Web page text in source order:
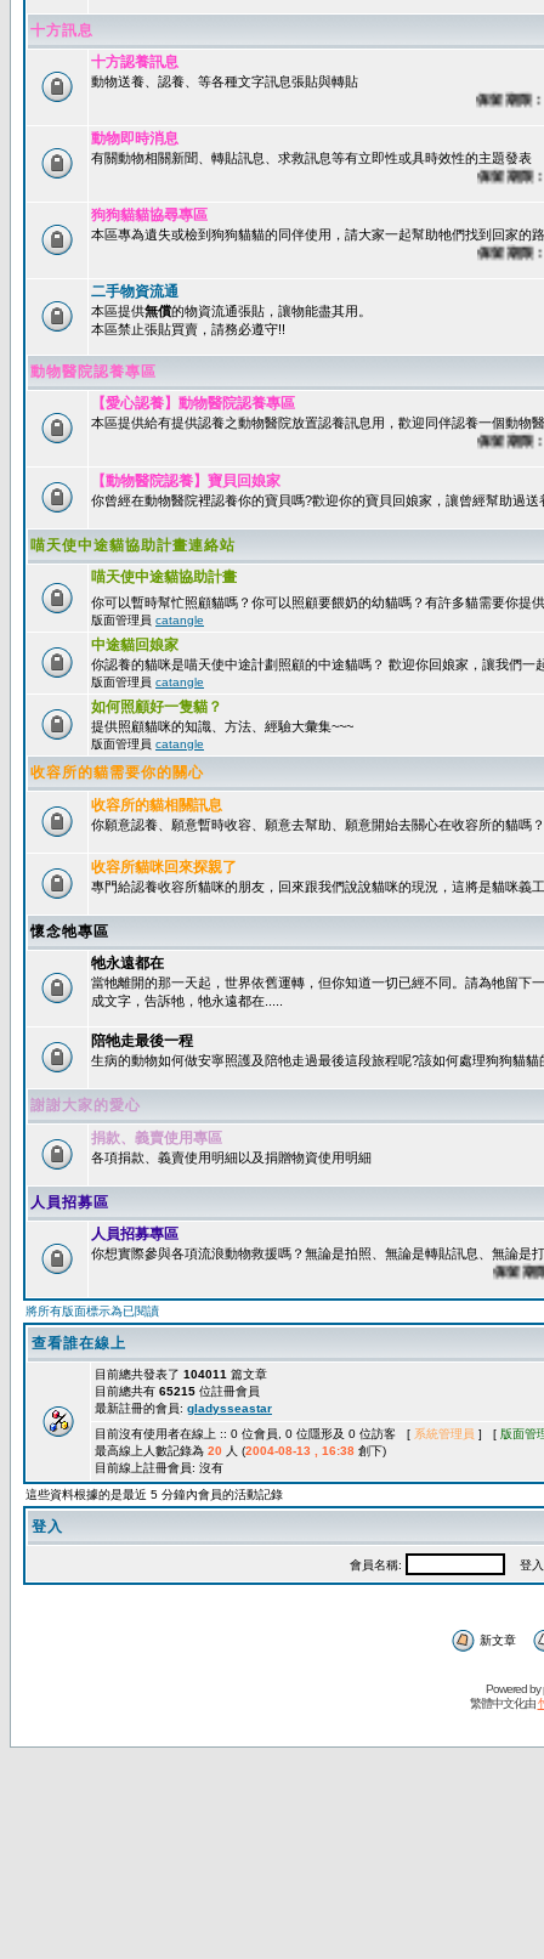
十方訊息
十方認養訊息
動物送養、認養、等各種文字訊息張貼與轉貼
保留期限：60
動物即時消息
有關動物相關新聞、轉貼訊息、求救訊息等有立即性或具時效性的主題發表
保留期限：45
狗狗貓貓協尋專區
本區專為遺失或檢到狗狗貓貓的同伴使用，請大家一起幫助牠們找到回家的
保留期限：60
二手物資流通
本區提供無償的物資流通張貼，讓物能盡其用。
本區禁止張貼買賣，請務必遵守!!
動物醫院認養專區
【愛心認養】動物醫院認養專區
本區提供給有提供認養之動物醫院放置認養訊息用，歡迎同伴認養一個動物
保留期限：60
【動物醫院認養】寶貝回娘家
你曾經在動物醫院裡認養你的寶貝嗎?歡迎你的寶貝回娘家，讓曾經幫助過
喵天使中途貓協助計畫連絡站
喵天使中途貓協助計畫
你可以暫時幫忙照顧貓嗎？你可以照顧要餵奶的幼貓嗎？有許多貓需要你提
版面管理員 catangle
中途貓回娘家
你認養的貓咪是喵天使中途計劃照顧的中途貓嗎？ 歡迎你回娘家，讓我們一
版面管理員 catangle
如何照顧好一隻貓？
提供照顧貓咪的知識、方法、經驗大彙集~~~
版面管理員 catangle
收容所的貓需要你的關心
收容所的貓相關訊息
你願意認養、願意暫時收容、願意去幫助、願意開始去關心在收容所的貓嗎？
收容所貓咪回來探親了
專門給認養收容所貓咪的朋友，回來跟我們說說貓咪的現況，這將是貓咪義
懷念牠專區
牠永遠都在
當牠離開的那一天起，世界依舊運轉，但你知道一切已經不同。請為牠留下
成文字，告訴牠，牠永遠都在.....
陪牠走最後一程
生病的動物如何做安寧照護及陪牠走過最後這段旅程呢?該如何處理狗狗貓貓
謝謝大家的愛心
捐款、義賣使用專區
各項捐款、義賣使用明細以及捐贈物資使用明細
人員招募區
人員招募專區
你想實際參與各項流浪動物救援嗎？無論是拍照、無論是轉貼訊息、無論是
保留期限：
將所有版面標示為已閱讀
查看誰在線上
目前總共發表了 104011 篇文章
目前總共有 65215 位註冊會員
最新註冊的會員: gladysseastar
目前沒有使用者在線上 :: 0 位會員, 0 位隱形及 0 位訪客 [ 系統管理員 ] [ 版面管
最高線上人數記錄為 20 人 (2004-08-13 , 16:38 創下)
目前線上註冊會員: 沒有
這些資料根據的是最近 5 分鐘內會員的活動記錄
登入
會員名稱: 登入
新文章
Powered by
繁體中文化由